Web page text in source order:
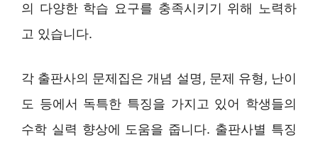
의 다양한 학습 요구를 충족시키기 위해 노력하
고 있습니다.
각 출판사의 문제집은 개념 설명, 문제 유형, 난이
도 등에서 독특한 특징을 가지고 있어 학생들의
수학 실력 향상에 도움을 줍니다. 출판사별 특징